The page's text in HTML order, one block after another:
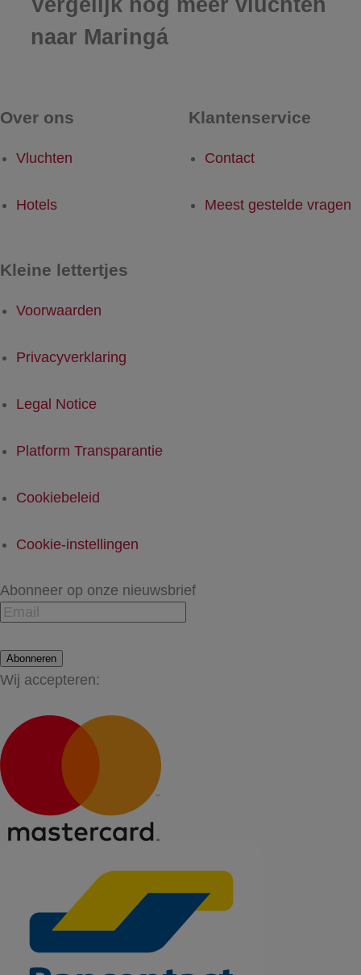
Vergelijk nog meer vluchten
naar Maringá
Over ons
Vluchten
Hotels
Klantenservice
Contact
Meest gestelde vragen
Kleine lettertjes
Voorwaarden
Privacyverklaring
Legal Notice
Platform Transparantie
Cookiebeleid
Cookie-instellingen
Abonneer op onze nieuwsbrief
Abonneren
Wij accepteren: